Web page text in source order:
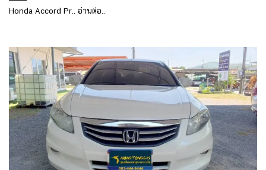
Honda Accord Pr.. อ่านต่อ..